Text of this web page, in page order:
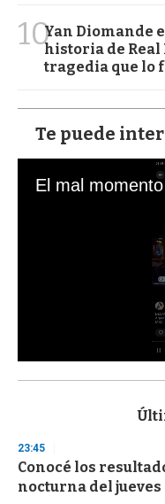
10Yan Diomande
historia de
tragedia que lo
Te puede
s
d
s
o
f
23:45
Conocé los
nocturna del jueves